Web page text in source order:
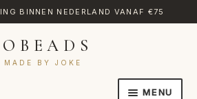
BINNEN NEDERLAND VANAF €75
MADE BY JOKE
MENU